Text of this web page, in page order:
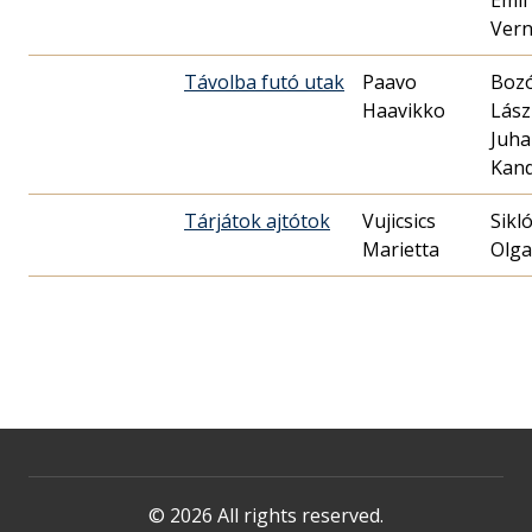
Távolba futó utak
Paavo
Haavikko
Juha
Tárjátok ajtótok
Vujicsics
Marietta
Olga
© 2026 All rights reserved.